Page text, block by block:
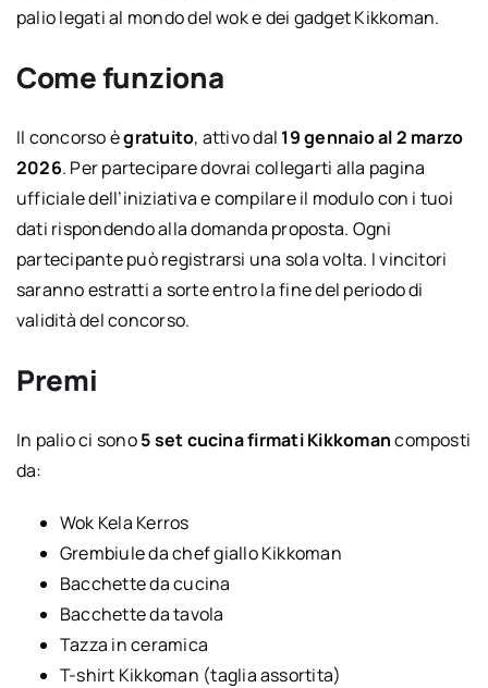
palio legati al mondo del wok e dei gadget Kikkoman.
Come funziona
Il concorso ègratuito, attivo dal 19 gennaio al 2 marzo
2026. Per partecipare dovrai collegarti alla pagina
ufficiale dell’iniziativa e compilare il modulo con i tuoi
dati rispondendo alla domanda proposta. Ogni
partecipante può registrarsi una sola volta. I vincitori
saranno estratti a sorte entro la fine del periodo di
validità del concorso.
Premi
In palio ci sono5 set cucina firmati Kikkomancomposti
da:
Wok Kela Kerros
Grembiule da chef giallo Kikkoman
Bacchette da cucina
Bacchette da tavola
Tazza in ceramica
T-shirt Kikkoman (taglia assortita)